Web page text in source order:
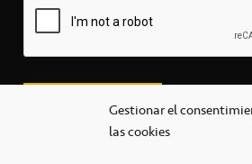
Gestionar el
las cookies